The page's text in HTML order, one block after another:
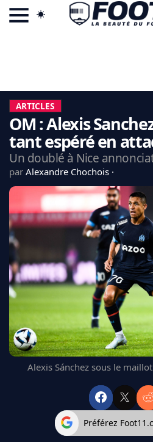
LA CHARTE
VIE PRIVÉE
CGU
CONTACTEZ-NOUS
MERCATO
CDM 2026
EDF
PSG
REAL MADRID
FC BARCELONE
MANCHESTER UNITED
CHELSEA
ARSENAL
BAYERN
L'AVIS DE LA RÉDAC'
ARTICLES
OM : Alexis
tant espéré en
Un doublé à Nice
par Alexandre Chochois
Alexis Sánchez sous le
Préférez